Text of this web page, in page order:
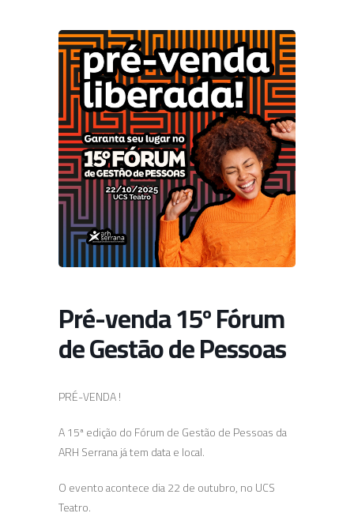
Pré-venda 15º Fórum
de Gestão de Pessoas
PRÉ-VENDA !
A 15ª edição do Fórum de Gestão de Pessoas da
ARH Serrana já tem data e local.
O evento acontece dia 22 de outubro, no UCS
Teatro.